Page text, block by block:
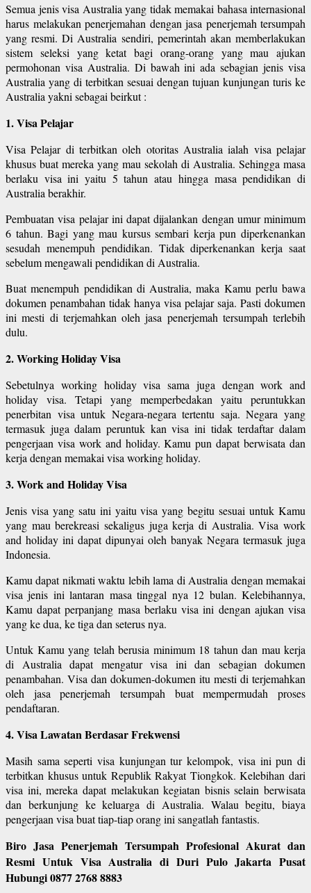
Semua jenis visa Australia yang tidak memakai bahasa internasional
harus melakukan penerjemahan dengan jasa penerjemah tersumpah
yang resmi. Di Australia sendiri, pemerintah akan memberlakukan
sistem seleksi yang ketat bagi orang-orang yang mau ajukan
permohonan visa Australia. Di bawah ini ada sebagian jenis visa
Australia yang di terbitkan sesuai dengan tujuan kunjungan turis ke
Australia yakni sebagai beirkut :
1. Visa Pelajar
Visa Pelajar di terbitkan oleh otoritas Australia ialah visa pelajar
khusus buat mereka yang mau sekolah di Australia. Sehingga masa
berlaku visa ini yaitu 5 tahun atau hingga masa pendidikan di
Australia berakhir.
Pembuatan visa pelajar ini dapat dijalankan dengan umur minimum
6 tahun. Bagi yang mau kursus sembari kerja pun diperkenankan
sesudah menempuh pendidikan. Tidak diperkenankan kerja saat
sebelum mengawali pendidikan di Australia.
Buat menempuh pendidikan di Australia, maka Kamu perlu bawa
dokumen penambahan tidak hanya visa pelajar saja. Pasti dokumen
ini mesti di terjemahkan oleh jasa penerjemah tersumpah terlebih
dulu.
2. Working Holiday Visa
Sebetulnya working holiday visa sama juga dengan work and
holiday visa. Tetapi yang memperbedakan yaitu peruntukkan
penerbitan visa untuk Negara-negara tertentu saja. Negara yang
termasuk juga dalam peruntuk kan visa ini tidak terdaftar dalam
pengerjaan visa work and holiday. Kamu pun dapat berwisata dan
kerja dengan memakai visa working holiday.
3. Work and Holiday Visa
Jenis visa yang satu ini yaitu visa yang begitu sesuai untuk Kamu
yang mau berekreasi sekaligus juga kerja di Australia. Visa work
and holiday ini dapat dipunyai oleh banyak Negara termasuk juga
Indonesia.
Kamu dapat nikmati waktu lebih lama di Australia dengan memakai
visa jenis ini lantaran masa tinggal nya 12 bulan. Kelebihannya,
Kamu dapat perpanjang masa berlaku visa ini dengan ajukan visa
yang ke dua, ke tiga dan seterus nya.
Untuk Kamu yang telah berusia minimum 18 tahun dan mau kerja
di Australia dapat mengatur visa ini dan sebagian dokumen
penambahan. Visa dan dokumen-dokumen itu mesti di terjemahkan
oleh jasa penerjemah tersumpah buat mempermudah proses
pendaftaran.
4. Visa Lawatan Berdasar Frekwensi
Masih sama seperti visa kunjungan tur kelompok, visa ini pun di
terbitkan khusus untuk Republik Rakyat Tiongkok. Kelebihan dari
visa ini, mereka dapat melakukan kegiatan bisnis selain berwisata
dan berkunjung ke keluarga di Australia. Walau begitu, biaya
pengerjaan visa buat tiap-tiap orang ini sangatlah fantastis.
Biro Jasa Penerjemah Tersumpah Profesional Akurat dan
Resmi Untuk Visa Australia di Duri Pulo Jakarta Pusat
Hubungi 0877 2768 8883